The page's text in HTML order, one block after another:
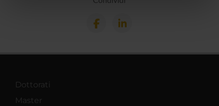
pubblicità e social media, i quali potrebbero combinarle
con altre informazioni che hai fornito loro o che hanno
Dottorati
Master